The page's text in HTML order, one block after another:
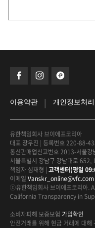
이용약관 | 개인정보처
유한책임회사 브이에프코리아
대표 장우진 | 등록번호 220-88-
통신판매업신고번호 2013-서울
서울특별시 강남구 강남대로 652,
책임자 심재형 | 고객센터(평일
이메일 Vanskr_online@vfc.com
ⓒ유한책임회사 브이에프코리아.
California Transparency in
소비자피해 보증보험 가입확인
안전거래를 위해 현금 거래에 대해